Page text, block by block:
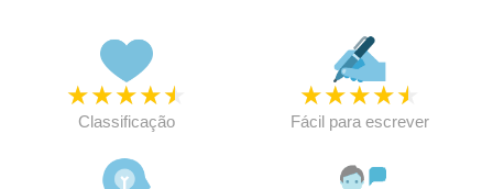
★★★★★
Classificação
★★★★★
Fácil para escrever